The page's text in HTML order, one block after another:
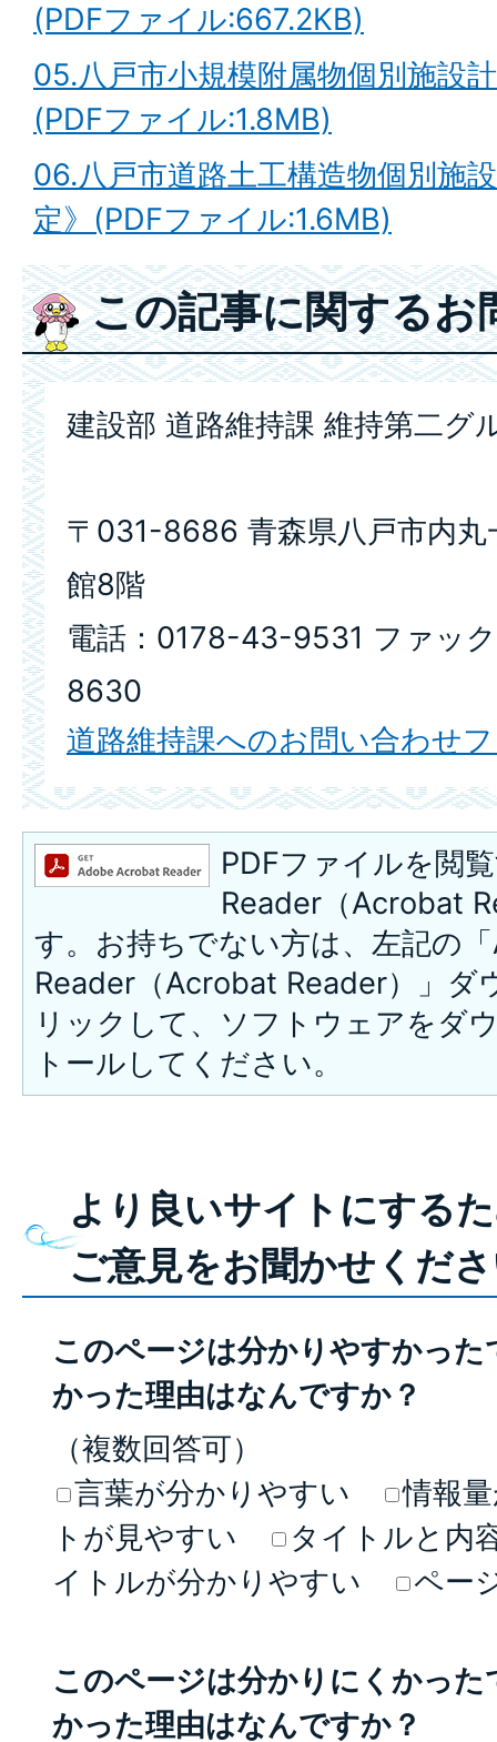
(PDFファイル:667.2KB)
05.八戸市小規模附属物個別施設
(PDFファイル:1.8MB)
06.八戸市道路土工構造物個別施
定》(PDFファイル:1.6MB)
この記事に関するお
建設部 道路維持課 維持第二グ
〒031-8686 青森県八戸市内丸
館8階
電話：0178-43-9531 ファッ
8630
道路維持課へのお問い合わせ
PDFファイルを閲
Reader（Acrobat
す。お持ちでない方は、左記の
Reader（Acrobat Reader）」ダ
リックして、ソフトウェアをダ
トールしてください。
より良いサイトにする
ご意見をお聞かせくだ
このページは分かりやすかっ
かった理由はなんですか？
（複数回答可）
言葉が分かりやすい
情報
トが見やすい
タイトルと内
イトルが分かりやすい
ペー
このページは分かりにくかっ
かった理由はなんですか？